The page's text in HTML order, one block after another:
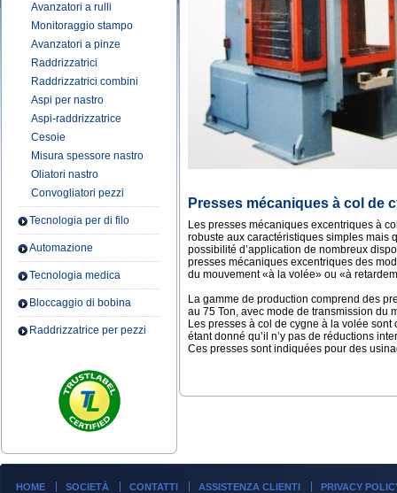
Avanzatori a rulli
Monitoraggio stampo
Avanzatori a pinze
Raddrizzatrici
Raddrizzatrici combini
Aspi per nastro
Aspi-raddrizzatrice
Cesoie
Misura spessore nastro
Oliatori nastro
Convogliatori pezzi
Tecnologia per di filo
Automazione
Tecnologia medica
Bloccaggio di bobina
Raddrizzatrice per pezzi
Presses mécaniques à col de
Les presses mécaniques excentriques à
robuste aux caractéristiques simples mais
possibilité d’application de nombreux
presses mécaniques excentriques des
du mouvement «à la volée» ou «à
La gamme de production comprend des
au 75 Ton, avec mode de transmission du
Les presses à col de cygne à la volée
étant donné qu’il n’y pas de réductions
Ces presses sont indiquées pour des
HOME SOCIETÀ CONTATTI ASSISTENZA CLIENTI
PRIVACY